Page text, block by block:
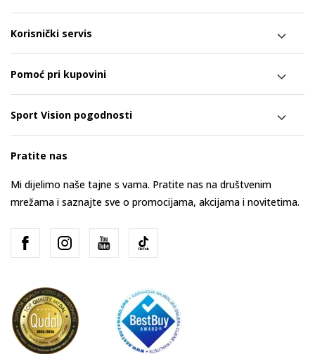
Korisnički servis
Pomoć pri kupovini
Sport Vision pogodnosti
Pratite nas
Mi dijelimo naše tajne s vama. Pratite nas na društvenim
mrežama i saznajte sve o promocijama, akcijama i novitetima.